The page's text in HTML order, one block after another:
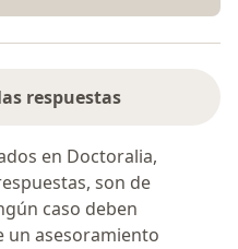
respuestas
en Doctoralia,
son de
caso deben
un asesoramiento